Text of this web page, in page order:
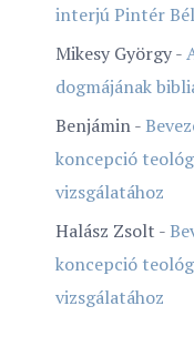
interjú Pintér
Mikesy György-
dogmájának
Benjámin-
koncepció
vizsgálatához
Halász Zsolt -
koncepció
vizsgálatához